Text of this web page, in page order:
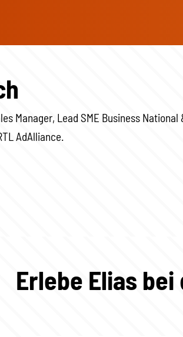
Manager, Lead SME Business National
AdAlliance.
Erlebe Elias